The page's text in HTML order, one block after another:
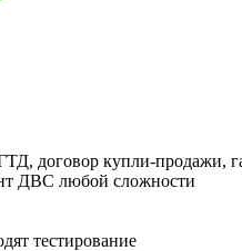
договор купли-продажи,
ДВС любой сложности
тестирование